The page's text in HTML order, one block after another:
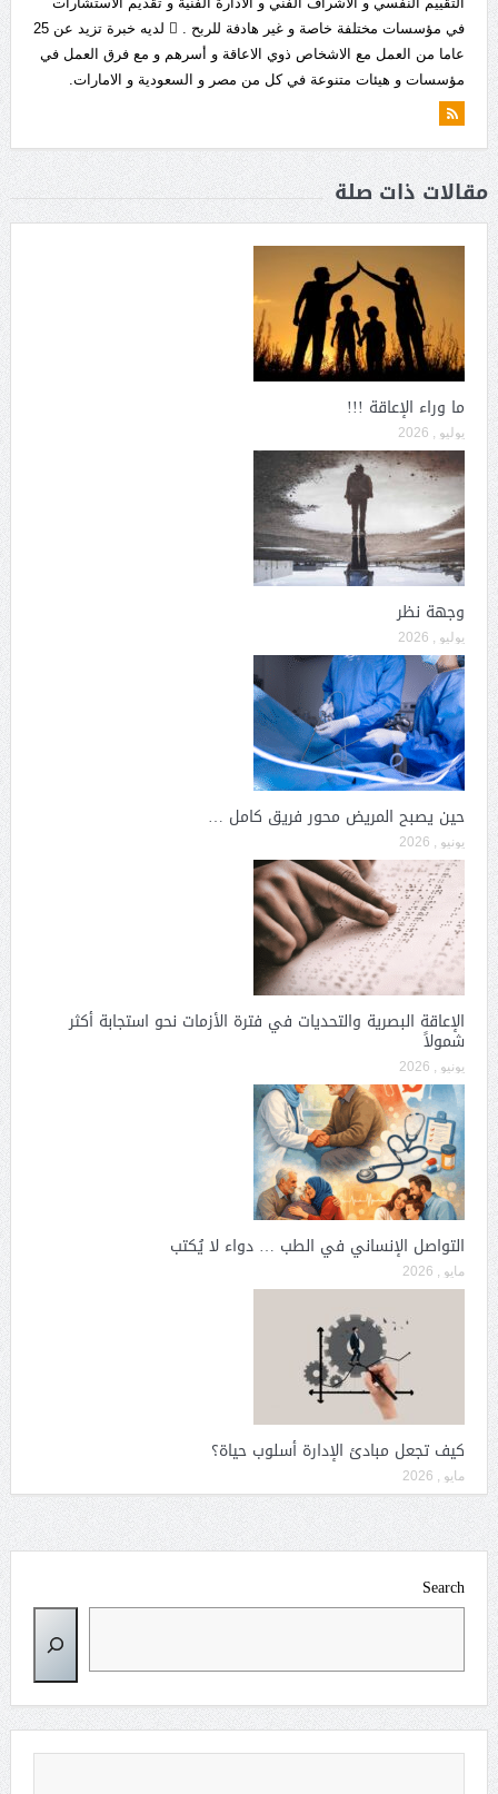
في مؤسسات مختلفة خاصة و غير هادفة للربح .  لديه خبرة تزيد عن 25
عاما من العمل مع الاشخاص ذوي الاعاقة و أسرهم و مع فرق العمل في
مؤسسات و هيئات متنوعة في كل من مصر و السعودية و الامارات.
مقالات ذات صلة
ما وراء الإعاقة !!!
يوليو , 2026
وجهة نظر
يوليو , 2026
حين يصبح المريض محور فريق كامل …
يونيو , 2026
الإعاقة البصرية والتحديات في فترة الأزمات نحو استجابة أكثر
شمولاً
يونيو , 2026
التواصل الإنساني في الطب … دواء لا يُكتب
مايو , 2026
كيف تجعل مبادئ الإدارة أسلوب حياة؟
مايو , 2026
Search